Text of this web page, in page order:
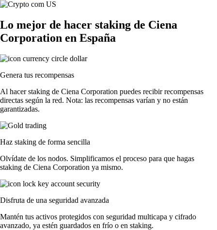
Lo mejor de hacer staking de Ciena
Corporation en España
Genera tus recompensas
Al hacer staking de Ciena Corporation puedes recibir recompensas
directas según la red. Nota: las recompensas varían y no están
garantizadas.
Haz staking de forma sencilla
Olvídate de los nodos. Simplificamos el proceso para que hagas
staking de Ciena Corporation ya mismo.
Disfruta de una seguridad avanzada
Mantén tus activos protegidos con seguridad multicapa y cifrado
avanzado, ya estén guardados en frío o en staking.